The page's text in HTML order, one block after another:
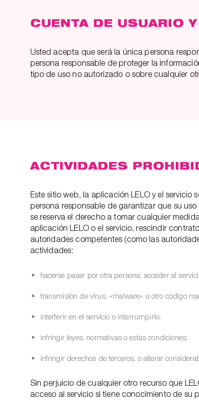
CUENTA DE USUARIO
Usted acepta que será la única persona
persona responsable de proteger la
tipo de uso no autorizado o sobre cualquier
ACTIVIDADES
Este sitio web, la aplicación LELO y el
persona responsable de garantizar que su
se reserva el derecho a tomar cualquier
aplicación LELO o el servicio, rescindir
autoridades competentes (como las
actividades:
hacerse pasar por otra persona; acceder al
transmisión de virus, «malware» u otro código
interferir en el servicio o interrumpirlo;
infringir leyes, normativas o estas condiciones;
infringir derechos de terceros, o alterar
Sin perjuicio de cualquier otro recurso que
acceso al servicio si tiene conocimiento de